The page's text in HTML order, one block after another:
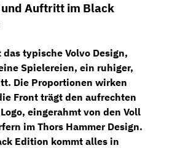
Auftritt im Black
das typische Volvo Design,
Spielereien, ein ruhiger,
Die Proportionen wirken
Front trägt den aufrechten
eingerahmt von den Voll
im Thors Hammer Design.
Edition kommt alles in